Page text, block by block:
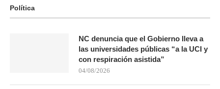
Política
NC denuncia que el Gobierno lleva a
las universidades públicas “a la UCI y
con respiración asistida”
04/08/2026